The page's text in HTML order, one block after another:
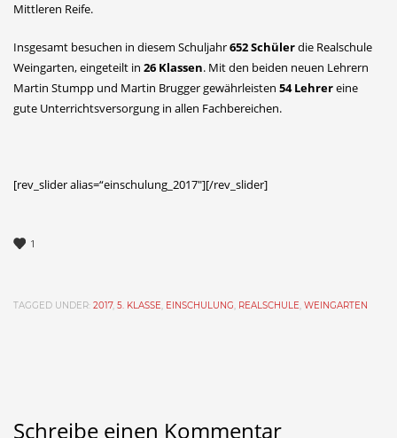
Mittleren Reife.
Insgesamt besuchen in diesem Schuljahr652 Schülerdie Realschule
Weingarten, eingeteilt in 26 Klassen. Mit den beiden neuen Lehrern
Martin Stumpp und Martin Brugger gewährleisten 54 Lehrereine
gute Unterrichtsversorgung in allen Fachbereichen.
[rev_slider alias=“einschulung_2017″][/rev_slider]
1
TAGGED UNDER: 2017, 5. KLASSE, EINSCHULUNG, REALSCHULE, WEINGARTEN
Schreibe einen Kommentar